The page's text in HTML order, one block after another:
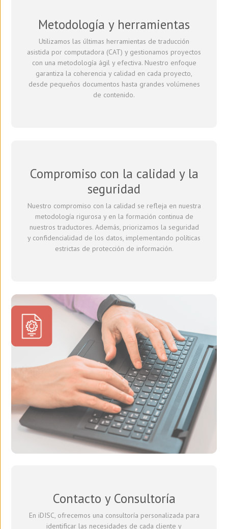
Metodología y herramientas
Utilizamos las últimas herramientas de traducción
asistida por computadora (CAT) y gestionamos proyectos
con una metodología ágil y efectiva. Nuestro enfoque
garantiza la coherencia y calidad en cada proyecto,
desde pequeños documentos hasta grandes volúmenes
de contenido.
Compromiso con la calidad y la
seguridad
Nuestro compromiso con la calidad se refleja en nuestra
metodología rigurosa y en la formación continua de
nuestros traductores. Además, priorizamos la seguridad
y confidencialidad de los datos, implementando políticas
estrictas de protección de información.
Contacto y Consultoría
En iDISC, ofrecemos una consultoría personalizada para
identificar las necesidades de cada cliente y